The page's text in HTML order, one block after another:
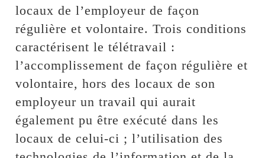
locaux de l’employeur de façon
régulière et volontaire. Trois conditions
caractérisent le télétravail :
l’accomplissement de façon régulière et
volontaire, hors des locaux de son
employeur un travail qui aurait
également pu être exécuté dans les
locaux de celui-ci ; l’utilisation des